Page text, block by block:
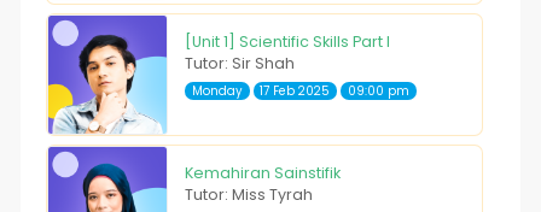
[Unit 1] Scientific Skills Part I
Tutor: Sir Shah
Monday 17 Feb 2025 09:00 pm
Kemahiran Sainstifik
Tutor: Miss Tyrah